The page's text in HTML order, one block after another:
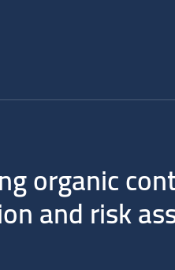
organic
and risk